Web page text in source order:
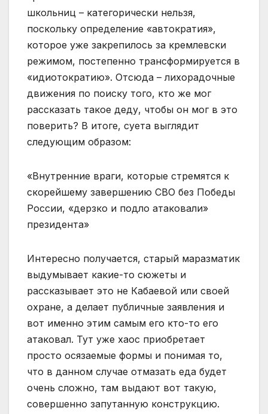
школьниц – категорически нельзя,
поскольку определение «автократия»,
которое уже закрепилось за кремлевски
режимом, постепенно трансформируется в
«идиотократию». Отсюда – лихорадочные
движения по поиску того, кто же мог
рассказать такое деду, чтобы он мог в это
поверить? В итоге, суета выглядит
следующим образом:
«Внутренние враги, которые стремятся к
скорейшему завершению СВО без Победы
России, «дерзко и подло атаковали»
президента»
Интересно получается, старый маразматик
выдумывает какие-то сюжеты и
рассказывает это не Кабаевой или своей
охране, а делает публичные заявления и
вот именно этим самым его кто-то его
атаковал. Тут уже хаос приобретает
просто осязаемые формы и понимая то,
что в данном случае отмазать еда будет
очень сложно, там выдают вот такую,
совершенно запутанную конструкцию.